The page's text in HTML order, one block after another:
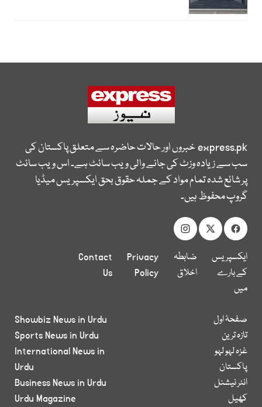
express.pkخبروں اور حالات حاضرہ سے متعلق پاکستان کی
سب سے زیادہ وزٹ کی جانے والی ویب سائٹ ہے۔ اس ویب سائٹ
پر شائع شدہ تمام مواد کے جملہ حقوق بحق ایکسپریس میڈیا
گروپ محفوظ ہیں۔
ایکسپریس
کے بارے
میں
ضابطہ
اخلاق
Privacy
Policy
Contact
Us
صفحۂ اول
تازہ ترین
غزہ لہو لہو
پاکستان
انٹر نیشنل
کھیل
Showbiz News in Urdu
Sports News in Urdu
International News in
Urdu
Business News in Urdu
Urdu Magazine